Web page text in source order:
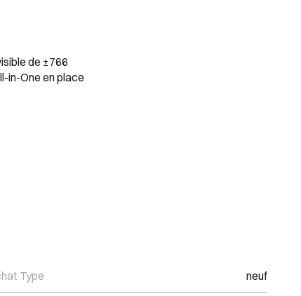
de ±766
in-One en place
Type neuf